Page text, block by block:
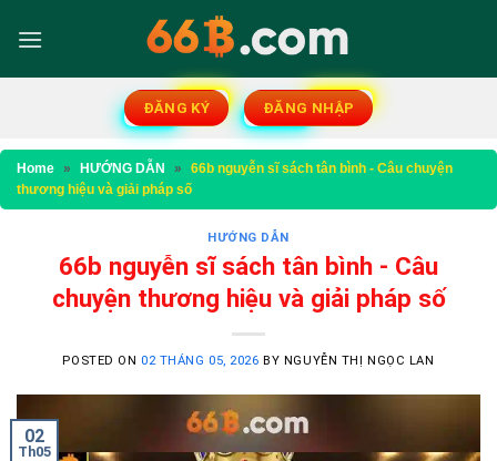
ĐĂNG KÝ ĐĂNG NHẬP
Home » HƯỚNG DẪN »
66b nguyễn sĩ sách tân bình - Câu chuyện
thương hiệu và giải pháp số
HƯỚNG DẪN
66b nguyễn sĩ sách tân bình - Câu
chuyện thương hiệu và giải pháp số
POSTED ON 02 THÁNG 05, 2026 BY NGUYỄN THỊ NGỌC LAN
02
Th05